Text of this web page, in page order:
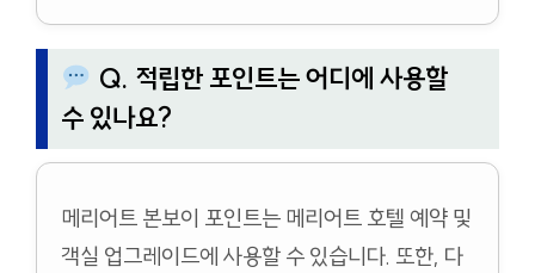
Q. 적립한 포인트는 어디에 사용할
수 있나요?
메리어트 본보이 포인트는 메리어트 호텔 예약 및
객실 업그레이드에 사용할 수 있습니다. 또한, 다